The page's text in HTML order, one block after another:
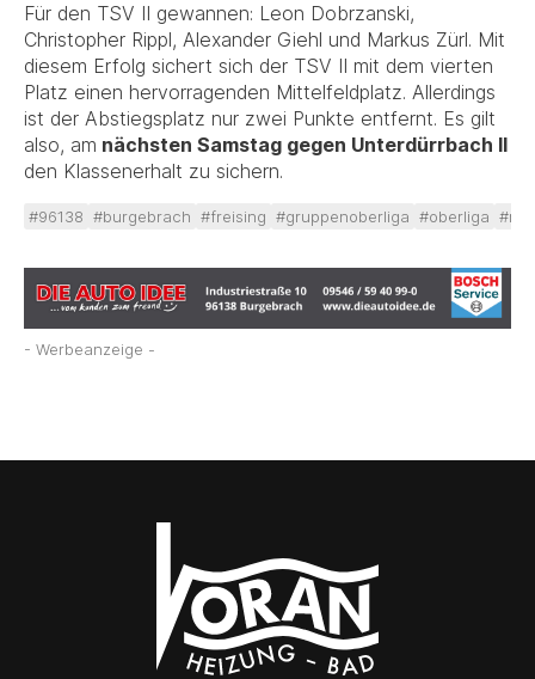
Für den TSV II gewannen: Leon Dobrzanski,
Christopher Rippl, Alexander Giehl und Markus Zürl. Mit
diesem Erfolg sichert sich der TSV II mit dem vierten
Platz einen hervorragenden Mittelfeldplatz. Allerdings
ist der Abstiegsplatz nur zwei Punkte entfernt. Es gilt
also, am nächsten Samstag gegen Unterdürrbach II
den Klassenerhalt zu sichern.
#96138 #burgebrach #freising #gruppenoberliga #oberliga
- Werbeanzeige -